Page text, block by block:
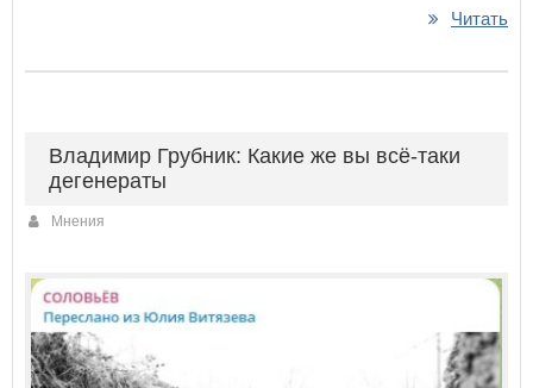
Читать
Владимир Грубник: Какие же вы всё-таки
дегенераты
Мнения